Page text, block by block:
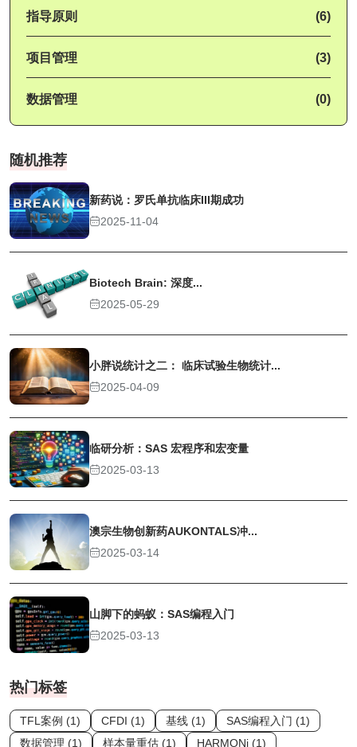
指导原则 (6)
项目管理 (3)
数据管理 (0)
随机推荐
新药说：罗氏单抗临床III期成功
2025-11-04
Biotech Brain: 深度...
2025-05-29
小胖说统计之二： 临床试验生物统计...
2025-04-09
临研分析：SAS 宏程序和宏变量
2025-03-13
澳宗生物创新药AUKONTALS冲...
2025-03-14
山脚下的蚂蚁：SAS编程入门
2025-03-13
热门标签
TFL案例 (1) CFDI (1) 基线 (1)
SAS编程入门 (1)
数据管理 (1)
样本量重估 (1)
HARMONi (1)